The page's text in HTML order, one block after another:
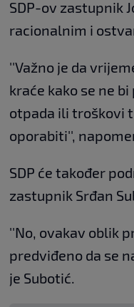
SDP-ov zastupnik
racionalnim i
''Važno je da
kraće kako se ne
otpada ili troškovi
oporabiti'',
SDP će također
zastupnik Srđan
''No, ovakav oblik
predviđeno da se
je Subotić.